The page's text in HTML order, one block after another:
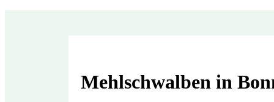
Mehlschwalben in